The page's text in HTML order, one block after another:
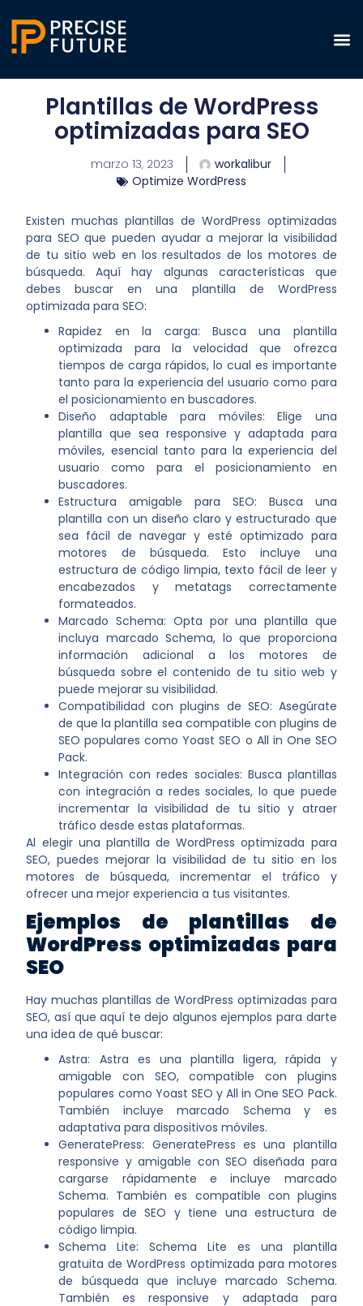
Plantillas de WordPress
optimizadas para SEO
marzo 13, 2023
workalibur
Optimize WordPress
Existen muchas plantillas de WordPress optimizadas
para SEO que pueden ayudar a mejorar la visibilidad
de tu sitio web en los resultados de los motores de
búsqueda. Aquí hay algunas características que
debes buscar en una plantilla de WordPress
optimizada para SEO:
Rapidez en la carga: Busca una plantilla
optimizada para la velocidad que ofrezca
tiempos de carga rápidos, lo cual es importante
tanto para la experiencia del usuario como para
el posicionamiento en buscadores.
Diseño adaptable para móviles: Elige una
plantilla que sea responsive y adaptada para
móviles, esencial tanto para la experiencia del
usuario como para el posicionamiento en
buscadores.
Estructura amigable para SEO: Busca una
plantilla con un diseño claro y estructurado que
sea fácil de navegar y esté optimizado para
motores de búsqueda. Esto incluye una
estructura de código limpia, texto fácil de leer y
encabezados y metatags correctamente
formateados.
Marcado Schema: Opta por una plantilla que
incluya marcado Schema, lo que proporciona
información adicional a los motores de
búsqueda sobre el contenido de tu sitio web y
puede mejorar su visibilidad.
Compatibilidad con plugins de SEO: Asegúrate
de que la plantilla sea compatible con plugins de
SEO populares como Yoast SEO o All in One SEO
Pack.
Integración con redes sociales: Busca plantillas
con integración a redes sociales, lo que puede
incrementar la visibilidad de tu sitio y atraer
tráfico desde estas plataformas.
Al elegir una plantilla de WordPress optimizada para
SEO, puedes mejorar la visibilidad de tu sitio en los
motores de búsqueda, incrementar el tráfico y
ofrecer una mejor experiencia a tus visitantes.
Ejemplos de plantillas de
WordPress optimizadas para
SEO
Hay muchas plantillas de WordPress optimizadas para
SEO, así que aquí te dejo algunos ejemplos para darte
una idea de qué buscar:
Astra: Astra es una plantilla ligera, rápida y
amigable con SEO, compatible con plugins
populares como Yoast SEO y All in One SEO Pack.
También incluye marcado Schema y es
adaptativa para dispositivos móviles.
GeneratePress: GeneratePress es una plantilla
responsive y amigable con SEO diseñada para
cargarse rápidamente e incluye marcado
Schema. También es compatible con plugins
populares de SEO y tiene una estructura de
código limpia.
Schema Lite: Schema Lite es una plantilla
gratuita de WordPress optimizada para motores
de búsqueda que incluye marcado Schema.
También es responsive y adaptada para